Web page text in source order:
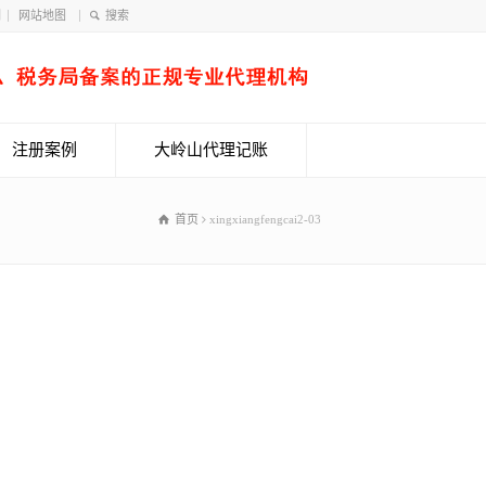
网站地图
注册案例 大岭山代理记账
首页 xingxiangfengcai2-03